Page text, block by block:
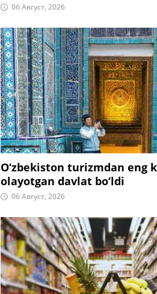
06 Август, 2026
O‘zbekiston turizmdan eng
olayotgan davlat bo‘ldi
06 Август, 2026